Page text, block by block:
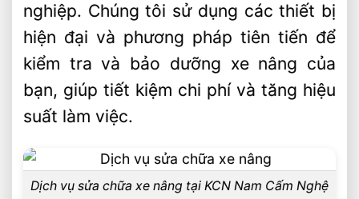
nghiệp. Chúng tôi sử dụng các thiết bị
hiện đại và phương pháp tiên tiến để
kiểm tra và bảo dưỡng xe nâng của
bạn, giúp tiết kiệm chi phí và tăng hiệu
suất làm việc.
Dịch vụ sửa chữa xe nâng tại KCN Nam Cấm Nghệ